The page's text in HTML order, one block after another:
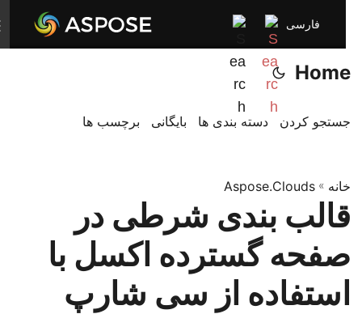
فارسی
Home
جستجو کردن دسته بندی ها بایگانی برچسب ها
خانه»
Aspose.Clouds
قالب بندی شرطی در
صفحه گسترده اکسل با
استفاده از سی شارپ